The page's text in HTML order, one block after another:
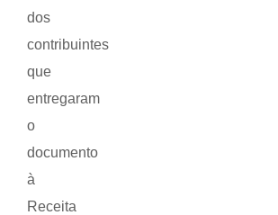
dos
contribuintes
que
entregaram
o
documento
à
Receita